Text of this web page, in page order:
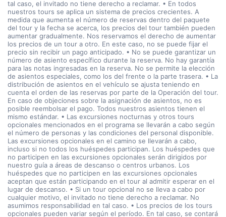
tal caso, el invitado no tiene derecho a reclamar. • En todos
nuestros tours se aplica un sistema de precios crecientes. A
medida que aumenta el número de reservas dentro del paquete
del tour y la fecha se acerca, los precios del tour también pueden
aumentar gradualmente. Nos reservamos el derecho de aumentar
los precios de un tour a otro. En este caso, no se puede fijar el
precio sin recibir un pago anticipado. • No se puede garantizar un
número de asiento específico durante la reserva. No hay garantía
para las notas ingresadas en la reserva. No se permite la elección
de asientos especiales, como los del frente o la parte trasera. • La
distribución de asientos en el vehículo se ajusta teniendo en
cuenta el orden de las reservas por parte de la Operación del tour.
En caso de objeciones sobre la asignación de asientos, no es
posible reembolsar el pago. Todos nuestros asientos tienen el
mismo estándar. • Las excursiones nocturnas y otros tours
opcionales mencionados en el programa se llevarán a cabo según
el número de personas y las condiciones del personal disponible.
Las excursiones opcionales en el camino se llevarán a cabo,
incluso si no todos los huéspedes participan. Los huéspedes que
no participen en las excursiones opcionales serán dirigidos por
nuestro guía a áreas de descanso o centros urbanos. Los
huéspedes que no participen en las excursiones opcionales
aceptan que están participando en el tour al admitir esperar en el
lugar de descanso. • Si un tour opcional no se lleva a cabo por
cualquier motivo, el invitado no tiene derecho a reclamar. No
asumimos responsabilidad en tal caso. • Los precios de los tours
opcionales pueden variar según el período. En tal caso, se contará